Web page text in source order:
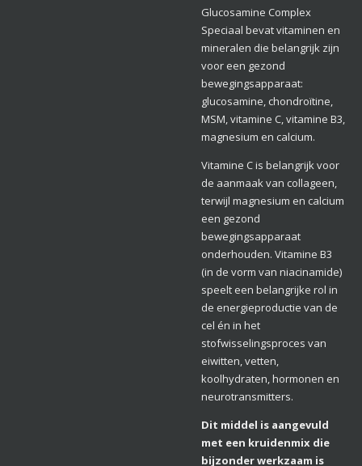
Glucosamine Complex
Speciaal bevat vitaminen en
mineralen die belangrijk zijn
voor een gezond
bewegingsapparaat:
glucosamine, chondroïtine,
MSM, vitamine C, vitamine B3,
magnesium en calcium.
Vitamine C is belangrijk voor
de aanmaak van collageen,
terwijl magnesium en calcium
een gezond
bewegingsapparaat
onderhouden. Vitamine B3
(in de vorm van niacinamide)
speelt een belangrijke rol in
de energieproductie van de
cel én in het
stofwisselingsproces van
eiwitten, vetten,
koolhydraten, hormonen en
neurotransmitters.
Dit middel is aangevuld
met een kruidenmix die
bijzonder werkzaam is